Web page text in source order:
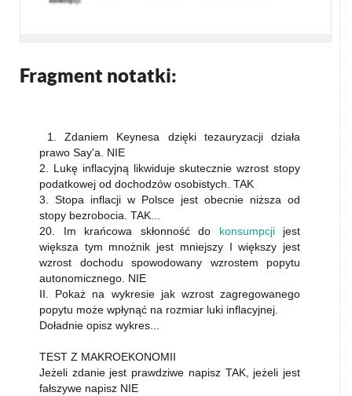
Fragment notatki:
1. Zdaniem Keynesa dzięki tezauryzacji działa
prawo Say'a. NIE
2. Lukę inflacyjną likwiduje skutecznie wzrost stopy
podatkowej od dochodzów osobistych. TAK
3. Stopa inflacji w Polsce jest obecnie niższa od
stopy bezrobocia. TAK...
20. Im krańcowa skłonność do konsumpcjijest
większa tym mnożnik jest mniejszy I większy jest
wzrost dochodu spowodowany wzrostem popytu
autonomicznego. NIE
II. Pokaż na wykresie jak wzrost zagregowanego
popytu może wpłynąć na rozmiar luki inflacyjnej.
Doładnie opisz wykres...
TEST Z MAKROEKONOMII
Jeżeli zdanie jest prawdziwe napisz TAK, jeżeli jest
fałszywe napisz NIE